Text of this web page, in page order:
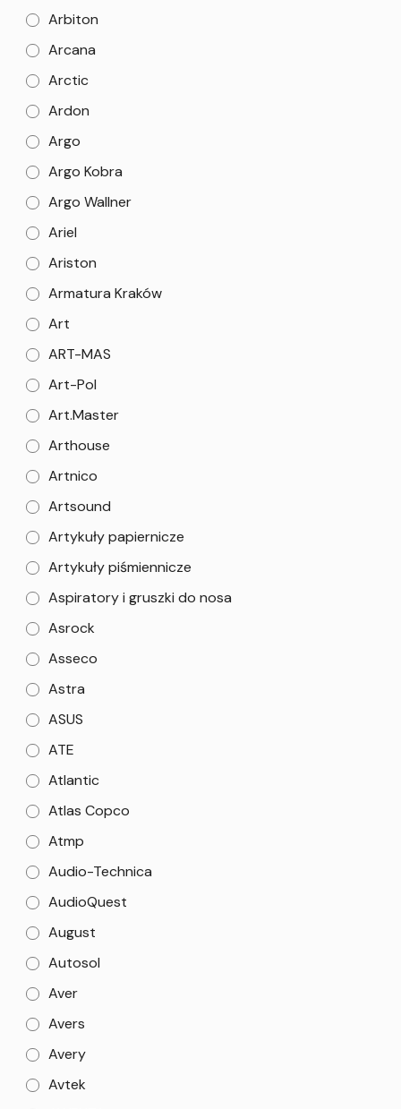
Arbiton
Arcana
Arctic
Ardon
Argo
Argo Kobra
Argo Wallner
Ariel
Ariston
Armatura Kraków
Art
ART-MAS
Art-Pol
Art.Master
Arthouse
Artnico
Artsound
Artykuły papiernicze
Artykuły piśmiennicze
Aspiratory i gruszki do nosa
Asrock
Asseco
Astra
ASUS
ATE
Atlantic
Atlas Copco
Atmp
Audio-Technica
AudioQuest
August
Autosol
Aver
Avers
Avery
Avtek